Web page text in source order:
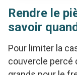
Rendre le
savoir
Pour limiter la
couvercle percé